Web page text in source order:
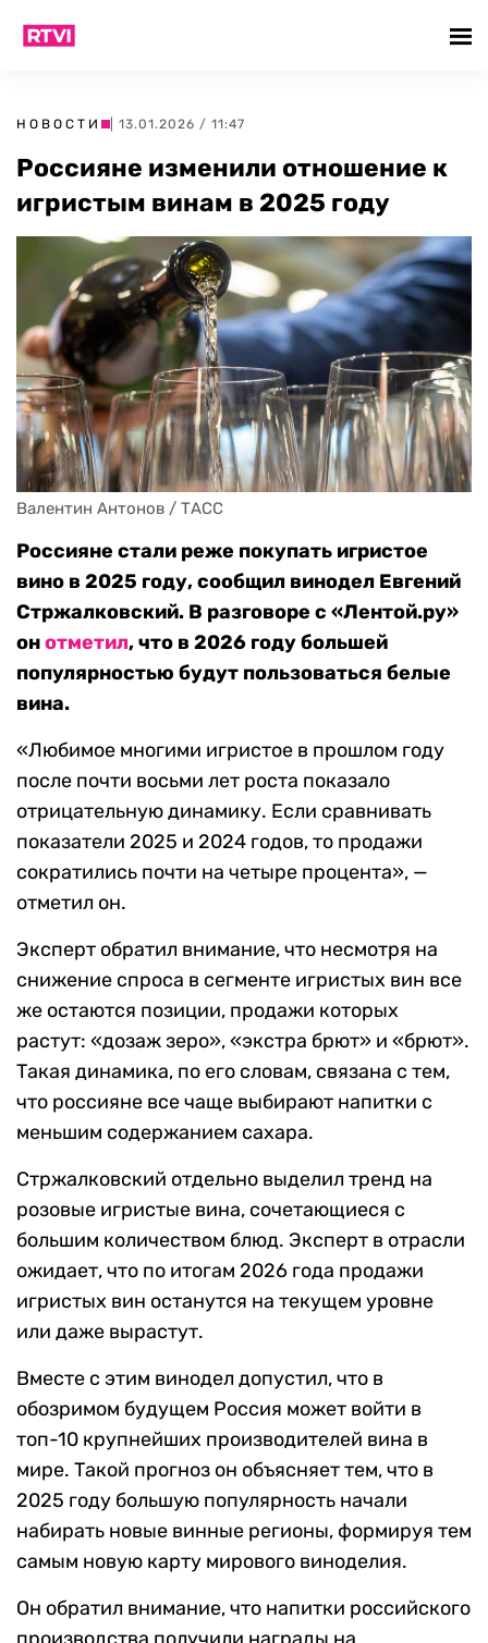
НОВОСТИ | 13.01.2026 / 11:47
Россияне изменили отношение к
игристым винам в 2025 году
Валентин Антонов / ТАСС
Россияне стали реже покупать игристое
вино в 2025 году, сообщил винодел Евгений
Стржалковский. В разговоре с «Лентой.ру»
онотметил, что в 2026 году большей
популярностью будут пользоваться белые
вина.
«Любимое многими игристое в прошлом году
после почти восьми лет роста показало
отрицательную динамику. Если сравнивать
показатели 2025 и 2024 годов, то продажи
сократились почти на четыре процента», —
отметил он.
Эксперт обратил внимание, что несмотря на
снижение спроса в сегменте игристых вин все
же остаются позиции, продажи которых
растут: «дозаж зеро», «экстра брют» и «брют».
Такая динамика, по его словам, связана с тем,
что россияне все чаще выбирают напитки с
меньшим содержанием сахара.
Стржалковский отдельно выделил тренд на
розовые игристые вина, сочетающиеся с
большим количеством блюд. Эксперт в отрасли
ожидает, что по итогам 2026 года продажи
игристых вин останутся на текущем уровне
или даже вырастут.
Вместе с этим винодел допустил, что в
обозримом будущем Россия может войти в
топ-10 крупнейших производителей вина в
мире. Такой прогноз он объясняет тем, что в
2025 году большую популярность начали
набирать новые винные регионы, формируя тем
самым новую карту мирового виноделия.
Он обратил внимание, что напитки российского